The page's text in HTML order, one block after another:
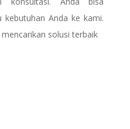
kebutuhan Anda ke kami.
solusi terbaik